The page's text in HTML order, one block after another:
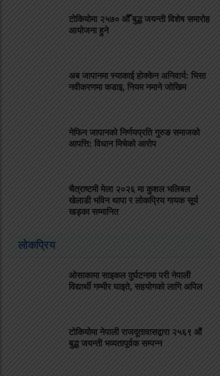
टोकियोमा २५७० औँ बुद्ध जयन्ती विशेष समारोह
आयोजना हुने
अब जापानमा स्याकाई होक्केन अनिवार्य: भिसा
नवीकरणमा कडाइ, नियम नमाने जोखिम
नेफिन जापानको निर्णयप्रति गुरुङ समाजको
आपत्ति: विधान मिचेको आरोप
चैत्राष्टमी मेला २०२६ मा कुशल भलिबल
खेलाडी भविन थापा र लोकप्रिय गायक सूर्य
खड्का सम्मानित
लोकप्रिय
ओसाकामा साइकल दुर्घटनामा परी नेपाली
विद्यार्थी गम्भीर घाइते, सहयोगको लागि अपिल
टोकियोमा नेपाली राजदूतावासद्वारा २५६९ औं
बुद्ध जयन्ती भव्यतापूर्वक सम्पन्न